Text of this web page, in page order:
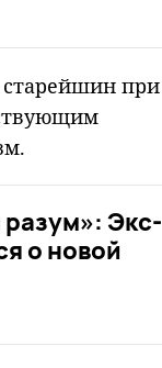
старейшин при
Экс-
о новой